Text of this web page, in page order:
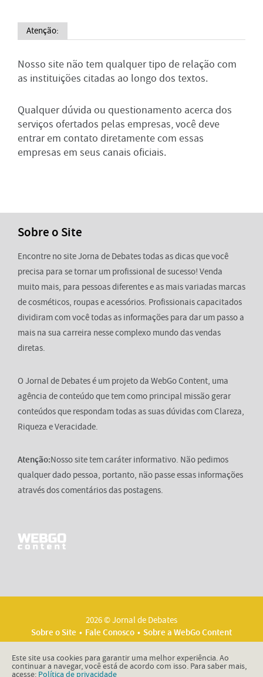
Atenção:
Nosso site não tem qualquer tipo de relação com
as instituições citadas ao longo dos textos.
Qualquer dúvida ou questionamento acerca dos
serviços ofertados pelas empresas, você deve
entrar em contato diretamente com essas
empresas em seus canais oficiais.
Sobre o Site
Encontre no site Jorna de Debates todas as dicas que você
precisa para se tornar um profissional de sucesso! Venda
muito mais, para pessoas diferentes e as mais variadas marcas
de cosméticos, roupas e acessórios. Profissionais capacitados
dividiram com você todas as informações para dar um passo a
mais na sua carreira nesse complexo mundo das vendas
diretas.
O Jornal de Debates é um projeto da WebGo Content, uma
agência de conteúdo que tem como principal missão gerar
conteúdos que respondam todas as suas dúvidas com Clareza,
Riqueza e Veracidade.
Atenção:Nosso site tem caráter informativo. Não pedimos
qualquer dado pessoa, portanto, não passe essas informações
através dos comentários das postagens.
2026 © Jornal de Debates
Sobre o Site
Fale Conosco
Sobre a WebGo Content
Termos de Uso
Este site usa cookies para garantir uma melhor experiência. Ao
continuar a navegar, você está de acordo com isso. Para saber mais,
acesse: Política de privacidade